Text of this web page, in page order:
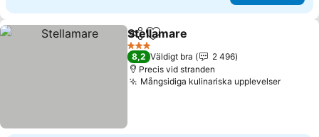
Dela Lägg till i Mina Favoriter
Stellamare
3 Stjärnor
8,2 Väldigt bra
2 496
Precis vid stranden
Mångsidiga kulinariska upplevelserSe